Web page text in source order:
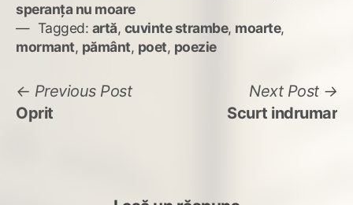
speranța nu moare
Tagged: artă, cuvinte strambe, moarte,
mormant, pământ, poet, poezie
Navigare
în
Previous PostPrevious
Oprit
Next Post
Scurt indrumar